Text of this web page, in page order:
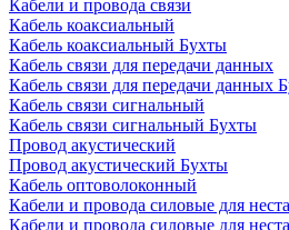
Кабели и провода связи
Кабель коаксиальный
Кабель коаксиальный Бухты
Кабель связи для передачи данных
Кабель связи для передачи данных
Кабель связи сигнальный
Кабель связи сигнальный Бухты
Провод акустический
Провод акустический Бухты
Кабель оптоволоконный
Кабели и провода силовые для
Кабели и провода силовые для